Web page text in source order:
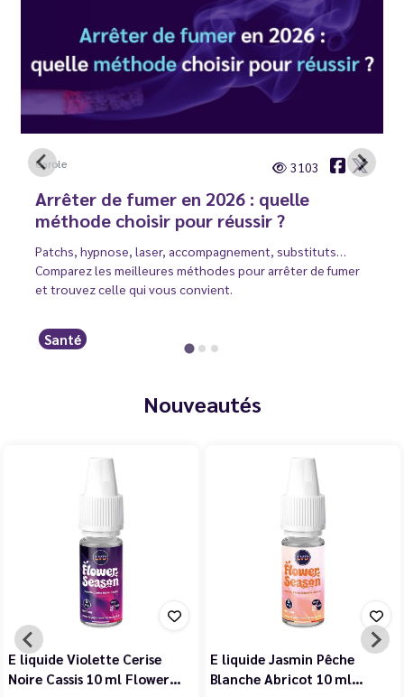
Carole 3103
Arrêter de fumer en 2026 : quelle
méthode choisir pour réussir ?
Patchs, hypnose, laser, accompagnement, substituts…
Comparez les meilleures méthodes pour arrêter de fumer
et trouvez celle qui vous convient.
Santé
Nouveautés
E liquide Violette Cerise
Noire Cassis 10 ml Flower…
E liquide Jasmin Pêche
Blanche Abricot 10 ml…